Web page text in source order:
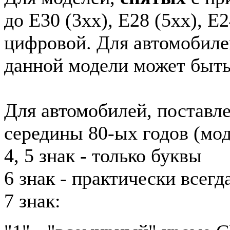
до E30 (3xx), E28 (5xx),
цифровой. Для
данной модели может
Для автомобилей,
середины 80-ых годов
4, 5 знак - только буквы
6 знак - практически
7 знак: